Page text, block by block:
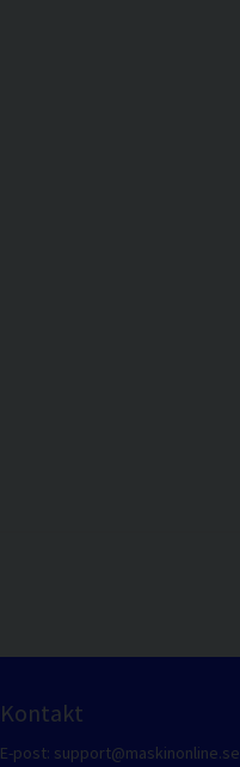
Kontakt
E-post: support@maskinonline.se